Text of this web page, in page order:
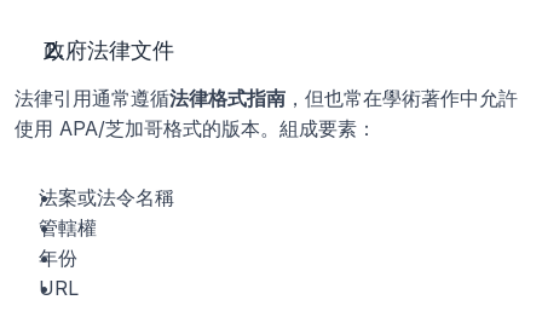
政府法律文件
法律引用通常遵循法律格式指南 ，但也常在學術著作中允許
使用 APA/芝加哥格式的版本。組成要素：
法案或法令名稱
管轄權
年份
URL